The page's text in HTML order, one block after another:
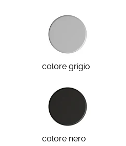
colore grigio
colore nero